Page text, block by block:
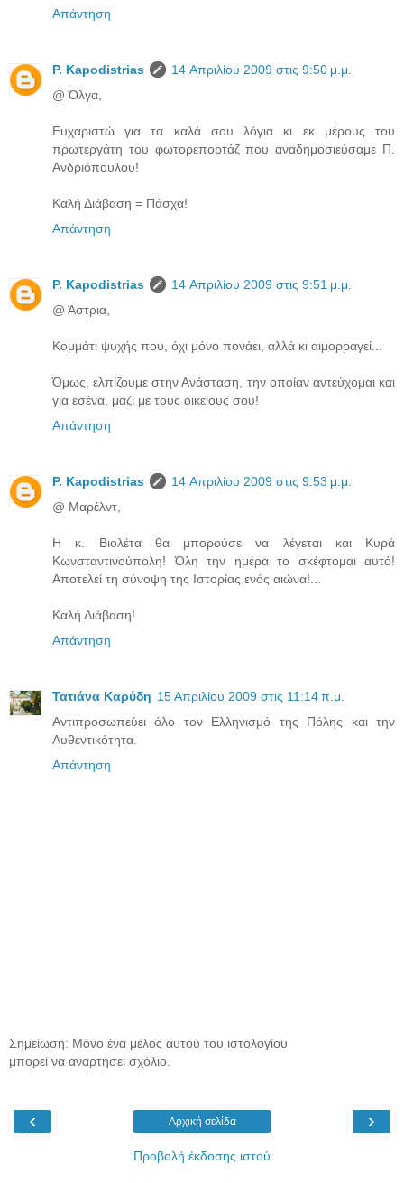
Απάντηση
P. Kapodistrias
14 Απριλίου 2009 στις 9:50 μ.μ.
@ Όλγα,
Ευχαριστώ για τα καλά σου λόγια κι εκ μέρους του
πρωτεργάτη του φωτορεπορτάζ που αναδημοσιεύσαμε Π.
Ανδριόπουλου!
Καλή Διάβαση = Πάσχα!
Απάντηση
P. Kapodistrias
14 Απριλίου 2009 στις 9:51 μ.μ.
@ Άστρια,
Κομμάτι ψυχής που, όχι μόνο πονάει, αλλά κι αιμορραγεί...
Όμως, ελπίζουμε στην Ανάσταση, την οποίαν αντεύχομαι και
για εσένα, μαζί με τους οικείους σου!
Απάντηση
P. Kapodistrias
14 Απριλίου 2009 στις 9:53 μ.μ.
@ Μαρέλντ,
Η κ. Βιολέτα θα μπορούσε να λέγεται και Κυρά
Κωνσταντινούπολη! Όλη την ημέρα το σκέφτομαι αυτό!
Αποτελεί τη σύνοψη της Ιστορίας ενός αιώνα!...
Καλή Διάβαση!
Απάντηση
Τατιάνα Καρύδη 15 Απριλίου 2009 στις 11:14 π.μ.
Αντιπροσωπεύει όλο τον Ελληνισμό της Πόλης και την
Αυθεντικότητα.
Απάντηση
Σημείωση: Μόνο ένα μέλος αυτού του ιστολογίου
μπορεί να αναρτήσει σχόλιο.
‹ ›
Αρχική σελίδα
Προβολή έκδοσης ιστού